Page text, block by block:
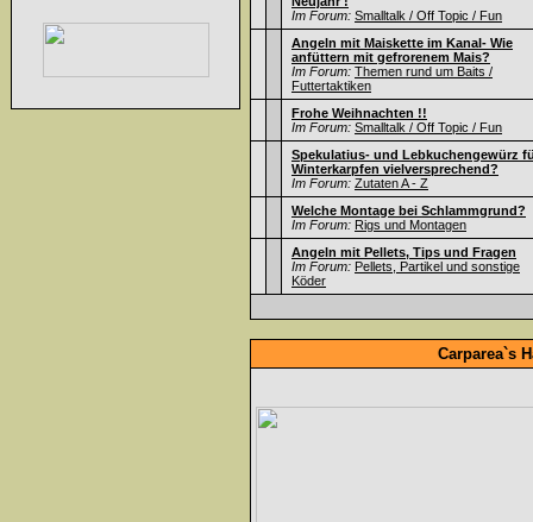
Im Forum: Smalltalk / Off Topic / Fun
Angeln mit Maiskette im Kanal- Wie
anfüttern mit gefrorenem Mais?
Im Forum: Themen rund um Baits /
Futtertaktiken
Frohe Weihnachten !!
Im Forum: Smalltalk / Off Topic / Fun
Spekulatius- und Lebkuchengewürz
Winterkarpfen vielversprechend?
Im Forum: Zutaten A - Z
Welche Montage bei Schlammgrund?
Im Forum: Rigs und Montagen
Angeln mit Pellets, Tips und Fragen
Im Forum: Pellets, Partikel und sonstige
Köder
Carparea`s